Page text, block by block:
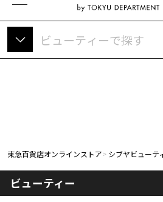
東急百貨店オンラインスト
東急百貨店オンラインストア シブヤビューテ
ビューティー